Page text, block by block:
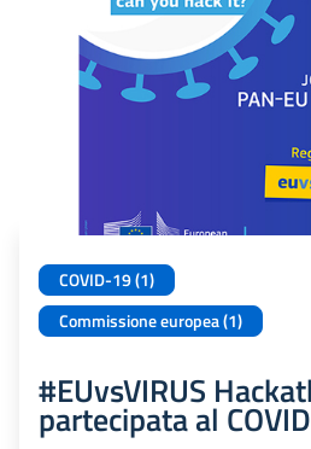
COVID-19 (1)
Commissione europea (1)
#EUvsVIRUS
partecipata al